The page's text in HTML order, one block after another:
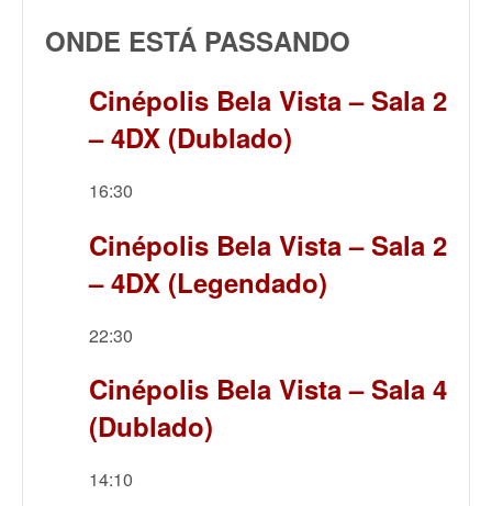
ONDE ESTÁ PASSANDO
Cinépolis Bela Vista – Sala 2
– 4DX (Dublado)
16:30
Cinépolis Bela Vista – Sala 2
– 4DX (Legendado)
22:30
Cinépolis Bela Vista – Sala 4
(Dublado)
14:10